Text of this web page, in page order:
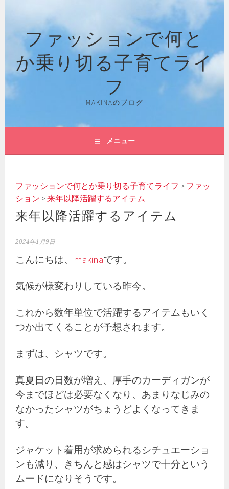
ファッションで何と
か乗り切る子育てライ
フ
MAKINAのブログ
メニュー
ファッションで何とか乗り切る子育てライフ > ファッ
ション >来年以降活躍するアイテム
来年以降活躍するアイテム
2024年1月9日
こんにちは、 makinaです。
気候が様変わりしている昨今。
これから数年単位で活躍するアイテムもいく
つか出てくることが予想されます。
まずは、シャツです。
真夏日の日数が増え、厚手のカーディガンが
今までほどは必要なくなり、あまりなじみの
なかったシャツがちょうどよくなってきま
す。
ジャケット着用が求められるシチュエーショ
ンも減り、きちんと感はシャツで十分という
ムードになりそうです。